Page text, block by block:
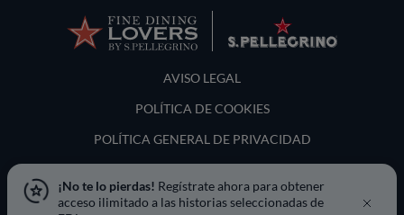
Terms and Conditions
AVISO LEGAL
POLÍTICA DE COOKIES
POLÍTICA GENERAL DE PRIVACIDAD
España
¡No te lo pierdas! Regístrate ahora para obtener
acceso ilimitado a las historias seleccionadas de